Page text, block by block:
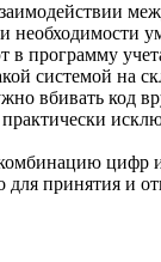
необходимости
программу
системой
вбивать код
цифр
для принятия и